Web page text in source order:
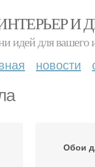
И
идей для вашего
новости
Обои